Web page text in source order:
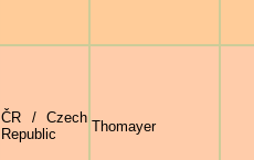
ČR / Czech
Republic
Thomayer